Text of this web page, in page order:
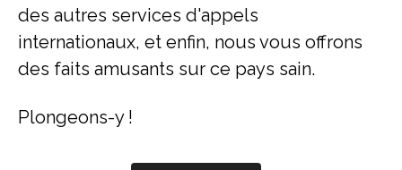
des autres services d'appels
internationaux, et enfin, nous vous offrons
des faits amusants sur ce pays sain.
Plongeons-y !